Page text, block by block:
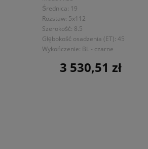
Średnica: 19
Rozstaw: 5x112
Szerokość: 8.5
Głębokość osadzenia (ET): 45
Wykończenie: BL - czarne
Cena
3 530,51 zł